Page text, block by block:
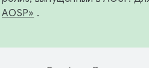
AOSP» .